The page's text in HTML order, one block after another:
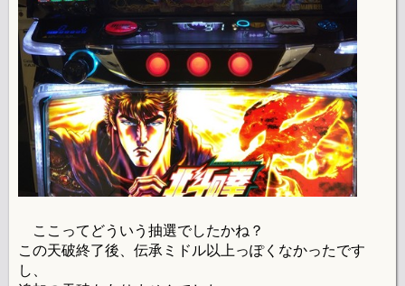
ここってどういう抽選でしたかね？
この天破終了後、伝承ミドル以上っぽくなかったです
し、